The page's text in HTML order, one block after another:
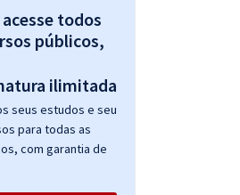
todos
públicos,
seus estudos e seu
para todas as
com garantia de